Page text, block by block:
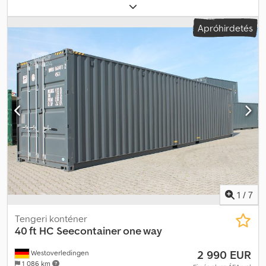
, AZONNAL ELÉRHETŐ – ÁR
DARABONKÉNT: 1 db 20 lábas raktárkonténer alvázzal és DIN
30722-1 szerinti horogfelvétellel. Külső méretek: kb. 6,0 x 2,44 x 2,75
9003 (jelzőfehér). Alváz: INP 180 DIN 30722-1 szerint, süllyesztve.
Horogfelvétel csavarozható, süllyesztve. Kihajtható gördülő
görgők a hátsó részen. Padlólemez 5 mm-es St 37.2 (S235JR)
acélból. 16 db, padlóba süllyesztett nehézteher-rögzítési gyűrű,
darabonként 2,5 t teherbírással. Villatok zsebek. Zárható
duplaszárnyú ajtó. Állapot: új és használatlan. 2K festés. Az ajánlat
nem kötelező érvényű, garancia és szavatosság nélkül. Az eladás
jogát fenntartjuk. A vásárlás csak a fizetés beérkezése után
tekinthető létrejöttnek. Az áru a teljes kifizetésig a
tulajdonunkban marad. Csak euróban, a vevő számára
többletköltség nélkül, kizárólag banki átutalással vagy készpénzes
fizetéssel fogadunk el fizetést. Csekket nem fogadunk el. Az ár
Apróhirdetés
1 / 7
Westoverledingen
1 086 km
Tengeri konténer
40 ft HC Seecontainer one way
2 990 EUR